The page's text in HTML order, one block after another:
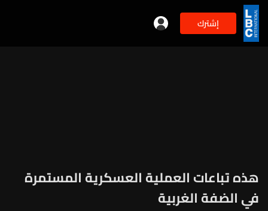
إشترك
هذه تباعات العملية العسكرية المستمرة
في الضفة الغربية